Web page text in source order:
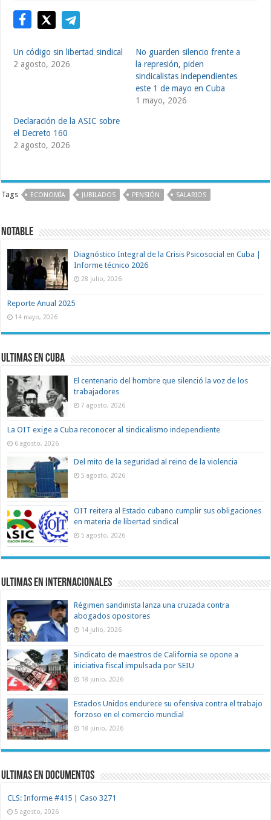
Un código sin libertad sindical
2 agosto, 2026
No guarden silencio frente a
la represión, piden
sindicalistas independientes
este 1 de mayo en Cuba
1 mayo, 2026
Declaración de la ASIC sobre
el Decreto 160
2 agosto, 2026
Tags ECONOMÍA JUBILADOS PENSIÓN SALARIOS
Notable
Diagnóstico Integral de la Crisis Psicosocial en Cuba |
Informe técnico 2026
28 julio, 2026
Reporte Anual 2025
14 mayo, 2026
Ultimas en Cuba
El centenario del hombre que silenció la voz de los
trabajadores
7 agosto, 2026
La OIT exige a Cuba reconocer al sindicalismo independiente
6 agosto, 2026
Del mito de la seguridad al reino de la violencia
5 agosto, 2026
OIT reitera al Estado cubano cumplir sus obligaciones
en materia de libertad sindical
5 agosto, 2026
Ultimas en Internacionales
Régimen sandinista lanza una cruzada contra
abogados opositores
14 julio, 2026
Sindicato de maestros de California se opone a
iniciativa fiscal impulsada por SEIU
18 junio, 2026
Estados Unidos endurece su ofensiva contra el trabajo
forzoso en el comercio mundial
18 junio, 2026
Ultimas en documentos
CLS: Informe #415 | Caso 3271
5 agosto, 2026